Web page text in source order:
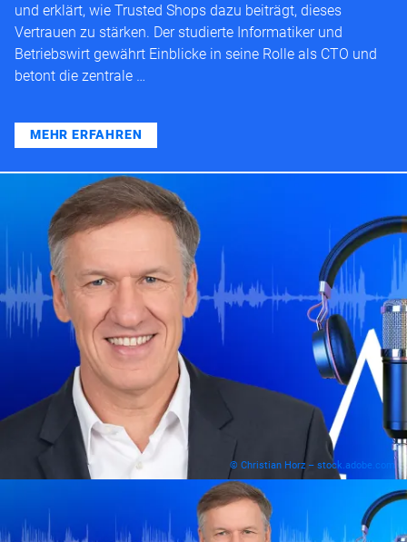
und erklärt, wie Trusted Shops dazu beiträgt, dieses
Vertrauen zu stärken. Der studierte Informatiker und
Betriebswirt gewährt Einblicke in seine Rolle als CTO und
betont die zentrale …
MEHR ERFAHREN
© Christian Horz – stock.adobe.com